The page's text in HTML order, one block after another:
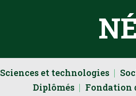
Sciences et technologies
Diplômés
Fondation